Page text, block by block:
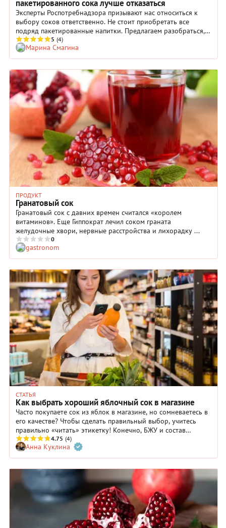
пакетированного сока лучше отказаться
Эксперты Роспотребнадзора призывают нас относиться к
выбору соков ответственно. Не стоит приобретать все
подряд пакетированные напитки. Предлагаем разобраться,
чем отличаются соки, которые выставлены на полках
магазинов. И какие из них принесут пользу, а какие –
ничего, кроме вреда.
5 (4)
Марина Смагина
ПРОДУКТ
Гранатовый сок
Гранатовый сок с давних времен считался «королем
витаминов». Еще Гиппократ лечил соком граната
желудочные хвори, нервные расстройства и лихорадку ...
0
gastronom
СТАТЬЯ
Как выбрать хороший яблочный сок в магазине
Часто покупаете сок из яблок в магазине, но сомневаетесь в
его качестве? Чтобы сделать правильный выбор, учитесь
правильно «читать» этикетку! Конечно, БЖУ и состав
питательных веществ важен, но нужно еще понимать, чем,
например, сок прямого отжима отличается от
восстановленного.
4.75 (4)
Анна Куклина